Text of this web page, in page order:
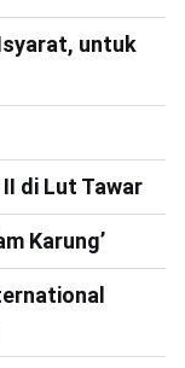
untuk
di Lut Tawar
Karung’